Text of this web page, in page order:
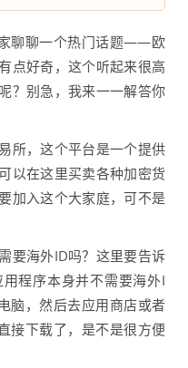
聊聊一个热门话题——欧
点好奇，这个听起来很高
？别急，我来一一解答你
所，这个平台是一个提供
以在这里买卖各种加密货
加入这个大家庭，可不是
要海外ID吗？这里要告诉
程序本身并不需要海外I
脑，然后去应用商店或者
接下载了，是不是很方便